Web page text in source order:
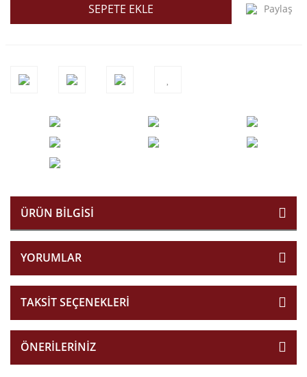
SEPETE EKLE Paylaş
ÜRÜN BILGISI
YORUMLAR
TAKSIT SEÇENEKLERI
ÖNERILERINIZ